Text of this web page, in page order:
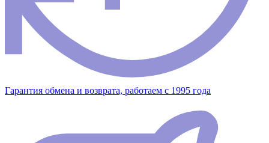
Гарантия обмена и возврата, работаем с 1995 года